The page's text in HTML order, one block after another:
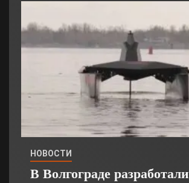
НОВОСТИ
В Волгограде разработали